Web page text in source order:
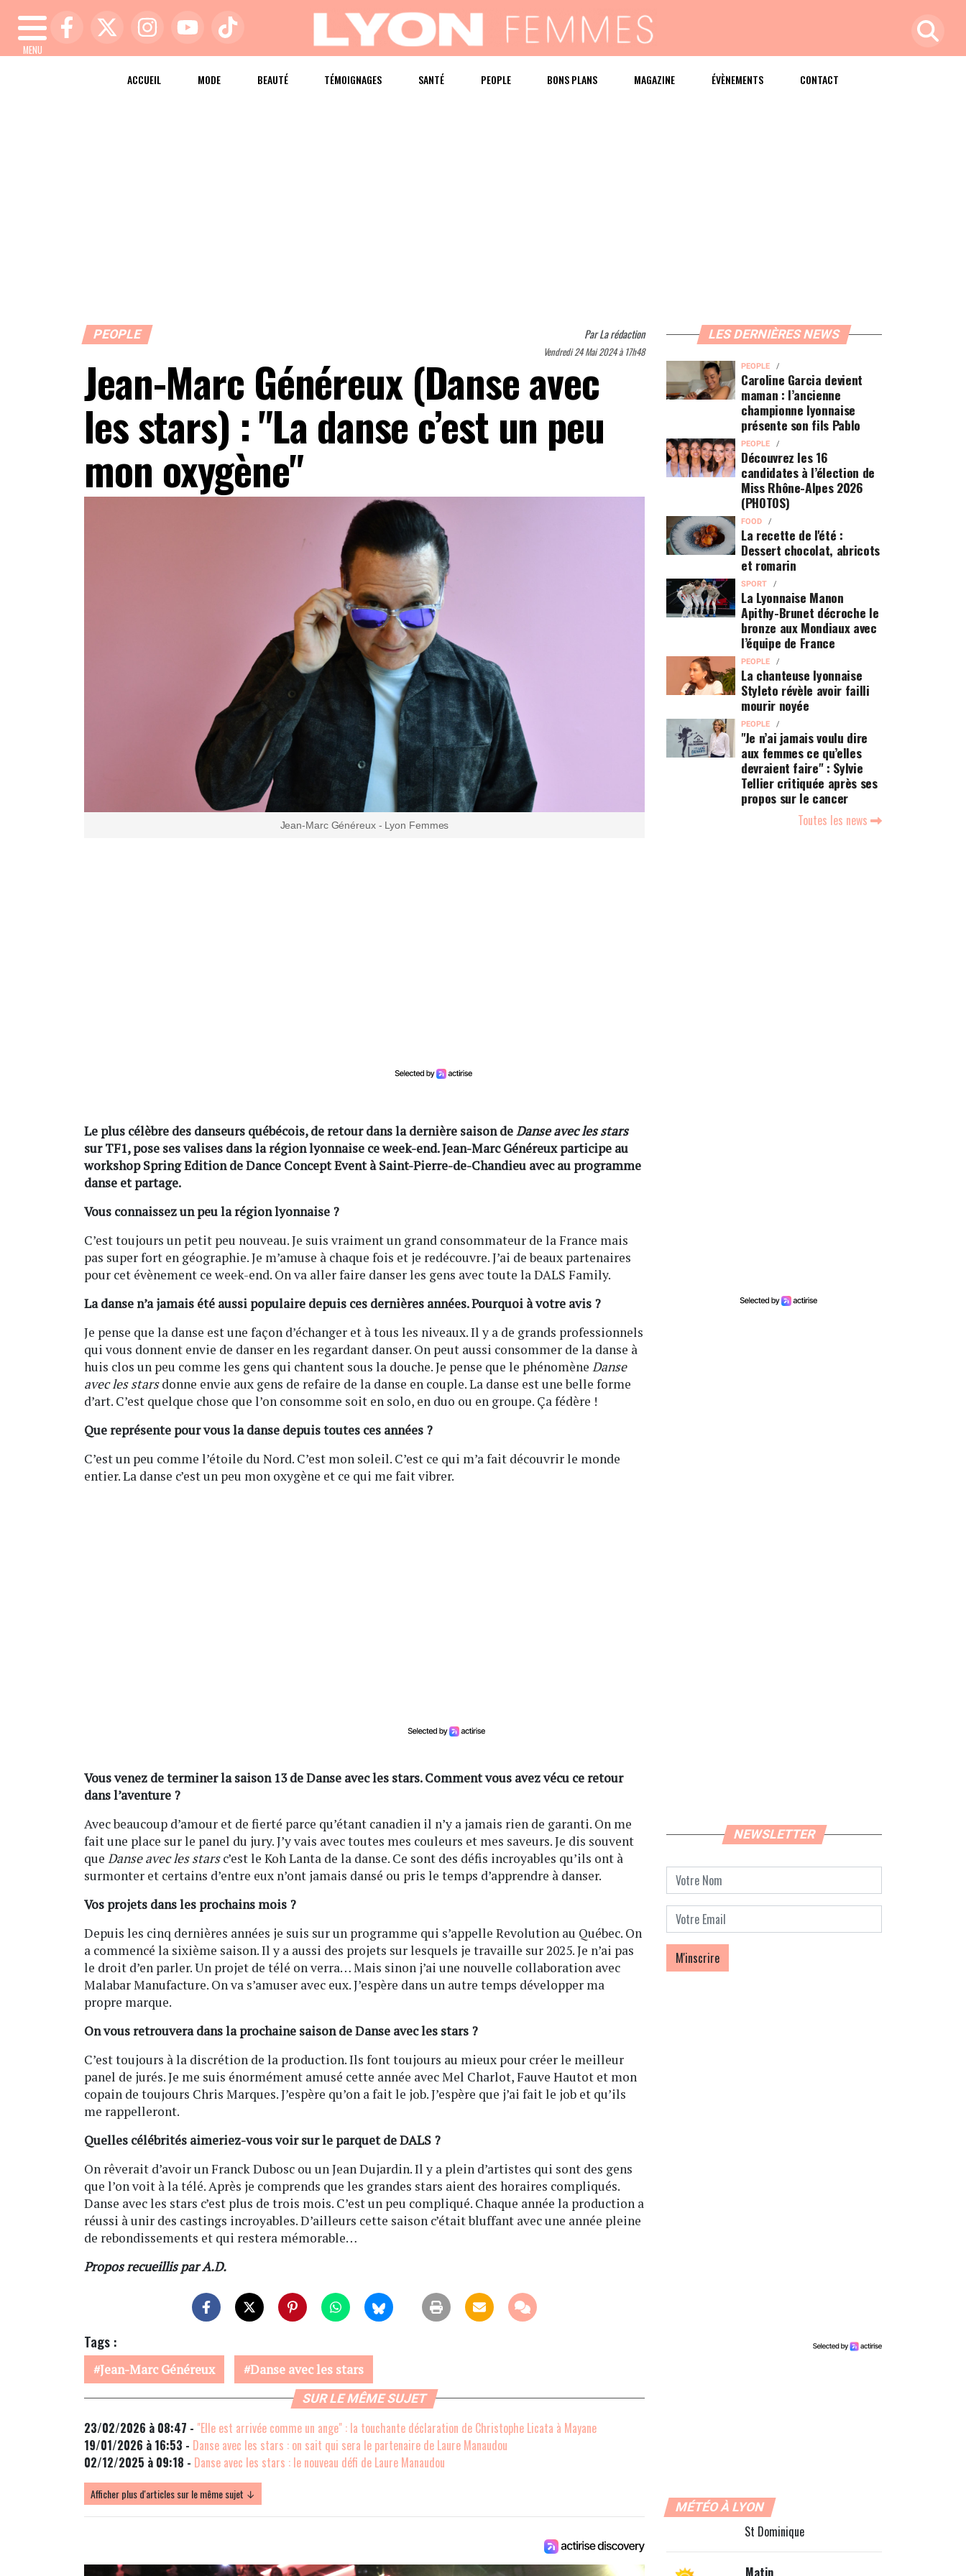
MENU
ACCUEIL MODE BEAUTÉ TÉMOIGNAGES SANTÉ PEOPLE BONS PLANS MAGAZINE ÉVÈNEMENTS CONTACT
PEOPLE ParLa rédaction
Vendredi 24 Mai 2024 à 17h48
Jean-Marc Généreux (Danse avec
les stars) : "La danse c’est un peu
mon oxygène"
Jean-Marc Généreux - Lyon Femmes
Le plus célèbre des danseurs québécois, de retour dans la dernière saison deDanse avec les stars
sur TF1, pose ses valises dans la région lyonnaise ce week-end.Jean-Marc Généreuxparticipe au
workshop Spring Edition de Dance Concept Event à Saint-Pierre-de-Chandieu avec au programme
danse et partage.
Vous connaissez un peu la région lyonnaise ?
C’est toujours un petit peu nouveau. Je suis vraiment un grand consommateur de la France mais
pas super fort en géographie. Je m’amuse à chaque fois et je redécouvre. J’ai de beaux partenaires
pour cet évènement ce week-end. On va aller faire danser les gens avec toute la DALS Family.
La danse n’a jamais été aussi populaire depuis ces dernières années. Pourquoi à votre avis ?
Je pense que la danse est une façon d’échanger et à tous les niveaux. Il y a de grands professionnels
qui vous donnent envie de danser en les regardant danser. On peut aussi consommer de la danse à
huis clos un peu comme les gens qui chantent sous la douche. Je pense que le phénomène Danse
avec les starsdonne envie aux gens de refaire de la danse en couple. La danse est une belle forme
d’art. C’est quelque chose que l’on consomme soit en solo, en duo ou en groupe. Ça fédère !
Que représente pour vous la danse depuis toutes ces années ?
C’est un peu comme l’étoile du Nord. C’est mon soleil. C’est ce qui m’a fait découvrir le monde
entier. La danse c’est un peu mon oxygène et ce qui me fait vibrer.
Vous venez de terminer la saison 13 de Danse avec les stars. Comment vous avez vécu ce retour
dans l’aventure ?
Avec beaucoup d’amour et de fierté parce qu’étant canadien il n’y a jamais rien de garanti. On me
fait une place sur le panel du jury. J’y vais avec toutes mes couleurs et mes saveurs. Je dis souvent
que Danse avec les starsc’est le Koh Lanta de la danse. Ce sont des défis incroyables qu’ils ont à
surmonter et certains d’entre eux n’ont jamais dansé ou pris le temps d’apprendre à danser.
Vos projets dans les prochains mois ?
Depuis les cinq dernières années je suis sur un programme qui s’appelle Revolution au Québec. On
a commencé la sixième saison. Il y a aussi des projets sur lesquels je travaille sur 2025. Je n’ai pas
le droit d’en parler. Un projet de télé on verra… Mais sinon j’ai une nouvelle collaboration avec
Malabar Manufacture. On va s’amuser avec eux. J’espère dans un autre temps développer ma
propre marque.
On vous retrouvera dans la prochaine saison de Danse avec les stars ?
C’est toujours à la discrétion de la production. Ils font toujours au mieux pour créer le meilleur
panel de jurés. Je me suis énormément amusé cette année avec Mel Charlot, Fauve Hautot et mon
copain de toujours Chris Marques. J’espère qu’on a fait le job. J’espère que j’ai fait le job et qu’ils
me rappelleront.
Quelles célébrités aimeriez-vous voir sur le parquet de DALS ?
On rêverait d’avoir un Franck Dubosc ou un Jean Dujardin. Il y a plein d’artistes qui sont des gens
que l’on voit à la télé. Après je comprends que les grandes stars aient des horaires compliqués.
Danse avec les stars c’est plus de trois mois. C’est un peu compliqué. Chaque année la production a
réussi à unir des castings incroyables. D’ailleurs cette saison c’était bluffant avec une année pleine
de rebondissements et qui restera mémorable…
Propos recueillis par A.D.
Tags :
Jean-Marc Généreux Danse avec les stars
SUR LE MÊME SUJET
23/02/2026 à 08:47 - "Elle est arrivée comme un ange" : la touchante déclaration de Christophe Licata à Mayane
19/01/2026 à 16:53 - Danse avec les stars : on sait qui sera le partenaire de Laure Manaudou
02/12/2025 à 09:18 - Danse avec les stars : le nouveau défi de Laure Manaudou
Afficher plus d'articles sur le même sujet ↓
LES DERNIÈRES NEWS
PEOPLE
Caroline Garcia devient
maman : l’ancienne
championne lyonnaise
présente son fils Pablo
PEOPLE
Découvrez les 16
candidates à l’élection de
Miss Rhône-Alpes 2026
(PHOTOS)
FOOD
La recette de l'été :
Dessert chocolat, abricots
et romarin
SPORT
La Lyonnaise Manon
Apithy-Brunet décroche le
bronze aux Mondiaux avec
l’équipe de France
PEOPLE
La chanteuse lyonnaise
Styleto révèle avoir failli
mourir noyée
PEOPLE
"Je n’ai jamais voulu dire
aux femmes ce qu’elles
devraient faire" : Sylvie
Tellier critiquée après ses
propos sur le cancer
Toutes les news
NEWSLETTER
MÉTÉO À LYON
St Dominique
Matin